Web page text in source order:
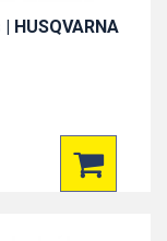
HUSQVARNA